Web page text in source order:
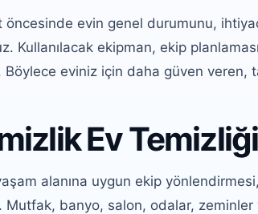
evin genel durumunu,
Kullanılacak ekipman, ekip
eviniz için daha güven
Ev
alanına uygun ekip
Mutfak, banyo, salon, odalar,